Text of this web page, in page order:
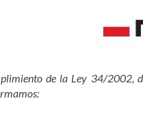
de la Ley 34/2002,